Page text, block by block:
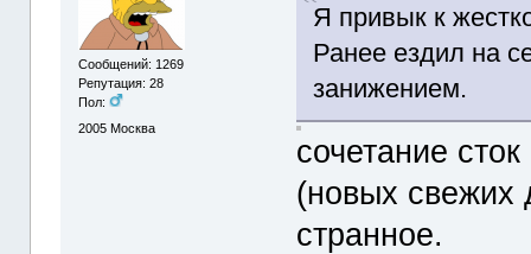
Сообщений: 1269
Репутация: 28
Пол:
2005 Москва
Я привык к
Ранее ездил на
занижением.
сочетание
(новых свежих
странное.